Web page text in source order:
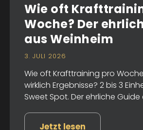
Wie oft
Woche? Der
aus Weinheim
3. JULI 2026
Wie oft Krafttraining pro
wirklich Ergebnisse? 2 bis 3
Sweet Spot. Der ehrliche Guide
Jetzt lesen